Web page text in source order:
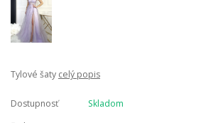
Tylové šaty celý popis
Dostupnosť
Skladom